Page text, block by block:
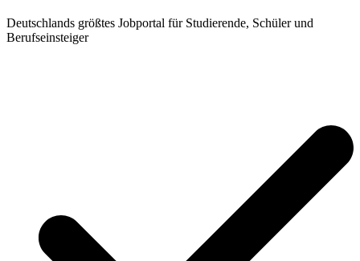
Deutschlands größtes Jobportal für Studierende, Schüler und
Berufseinsteiger